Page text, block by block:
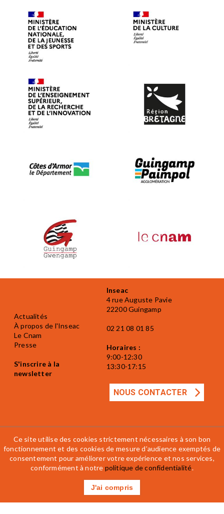
Actualités
À propos de l'Inseac
Le Cnam
Presse
S'inscrire à la
newsletter
Inseac
4 rue Auguste Pavie
22200 Guingamp
02 21 08 01 85
Horaires :
9:00-12:30
13:30-17:15
NOUS CONTACTER
Mentions légales Accessibilité
CGV
Règlement intérieur
Ce site utilise des cookies strictement nécessaires à son bon
fonctionnement et des cookies de mesure d’audience exemptés de
consentement pour améliorer votre expérience et nos services,
conformément à notre politique de confidentialité.
J'ai compris